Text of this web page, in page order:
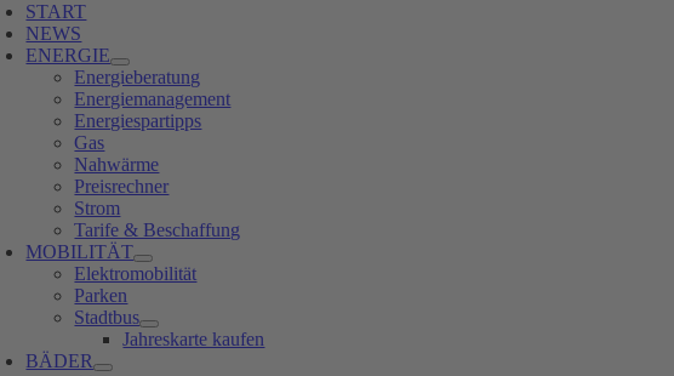
START
NEWS
ENERGIE
Energieberatung
Energiemanagement
Energiespartipps
Gas
Nahwärme
Preisrechner
Strom
Tarife & Beschaffung
MOBILITÄT
Elektromobilität
Parken
Stadtbus
Jahreskarte kaufen
BÄDER